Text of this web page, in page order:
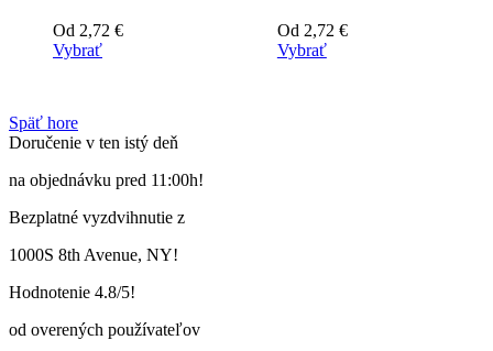
Od 2,72 €
Vybrať
viacero
variantov.
si
môžete
vybrať
na
stránke
produktu
Od 2,72 €
Vybrať
Späť hore
Doručenie v ten istý deň
na objednávku pred 11:00h!
Bezplatné vyzdvihnutie z
1000S 8th Avenue, NY!
Hodnotenie 4.8/5!
od overených používateľov